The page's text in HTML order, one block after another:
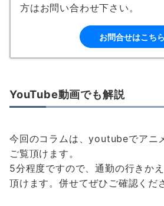
方はお問い合わせ下さい。
お問合せはこちら
YouTube動画でも解説
今回のコラムは、youtubeでアニ
ご覧頂けます。
5分程度ですので、通勤の行きか
頂けます。併せてぜひご確認くだ